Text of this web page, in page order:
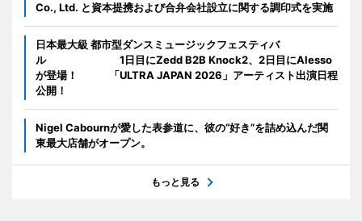
Co., Ltd. と資本提携および合弁会社設立に関する調印式を実施
日本最大級 都市型ダンスミュージックフェスティバ
ル 1日目にZedd B2B Knock2、2日目にAlesso
が登場！ 「ULTRA JAPAN 2026」アーティスト出演日程
公開！
Nigel Cabournが愛した表参道に、彼の“好き”を詰め込んだ関
東最大店舗がオープン。
もっと見る